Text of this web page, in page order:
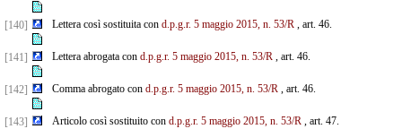
[140] Lettera così sostituita con d.p.g.r. 5 maggio 2015, n. 53/R, art. 46.
[141] Lettera abrogata con d.p.g.r. 5 maggio 2015, n. 53/R, art. 46.
[142] Comma abrogato con d.p.g.r. 5 maggio 2015, n. 53/R, art. 46.
[143] Articolo così sostituito con d.p.g.r. 5 maggio 2015, n. 53/R, art. 47.